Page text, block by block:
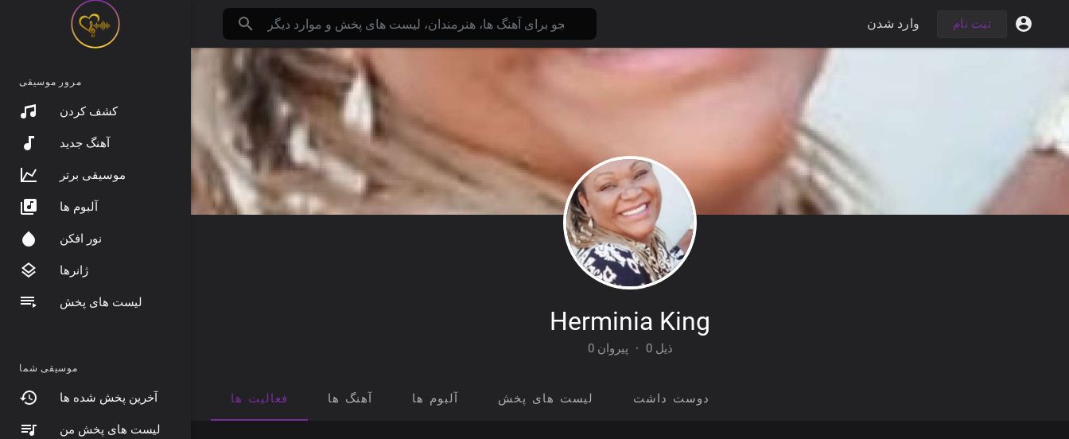
مرور موسیقی
کشف کردن
آهنگ جدید
موسیقی برتر
آلبوم ها
نور افکن
ژانرها
لیست های پخش
موسیقی شما
آخرین پخش شده ها
لیست های پخش من
وارد شدن ثبت نام
Herminia King
0 پیروان · 0 ذیل
فعالیت ها آهنگ ها آلبوم ها لیست های پخش دوست داشت